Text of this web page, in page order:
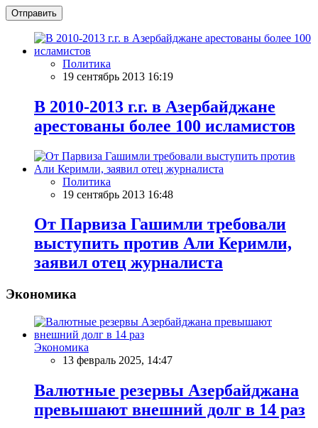
Отправить
Политика
19 сентябрь 2013 16:19
В 2010-2013 г.г. в Азербайджане
арестованы более 100 исламистов
Политика
19 сентябрь 2013 16:48
От Парвиза Гашимли требовали
выступить против Али Керимли,
заявил отец журналиста
Экономика
Экономика
13 февраль 2025, 14:47
Валютные резервы Азербайджана
превышают внешний долг в 14 раз